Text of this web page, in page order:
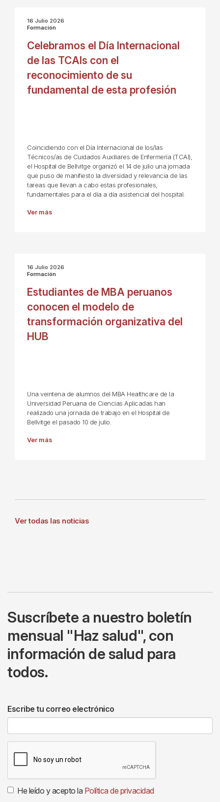
16 Julio 2026
Formación
Celebramos el Día Internacional
de las TCAIs con el
reconocimiento de su
fundamental de esta profesión
Coincidiendo con el Día Internacional de los/las
Técnicos/as de Cuidados Auxiliares de Enfermería (TCAI),
el Hospital de Bellvitge organizó el 14 de julio una jornada
que puso de manifiesto la diversidad y relevancia de las
tareas que llevan a cabo estas profesionales,
fundamentales para el día a día asistencial del hospital.
Ver más
16 Julio 2026
Formación
Estudiantes de MBA peruanos
conocen el modelo de
transformación organizativa del
HUB
Una veintena de alumnos del MBA Healthcare de la
Universidad Peruana de Ciencias Aplicadas han
realizado una jornada de trabajo en el Hospital de
Bellvitge el pasado 10 de julio.
Ver más
Ver todas las noticias
Suscríbete a nuestro boletín
mensual "Haz salud", con
información de salud para
todos.
Escribe tu correo electrónico
He leído y acepto la Política de privacidad